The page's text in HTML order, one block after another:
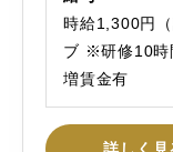
時給1,300円
ブ ※研修10時
増賃金有